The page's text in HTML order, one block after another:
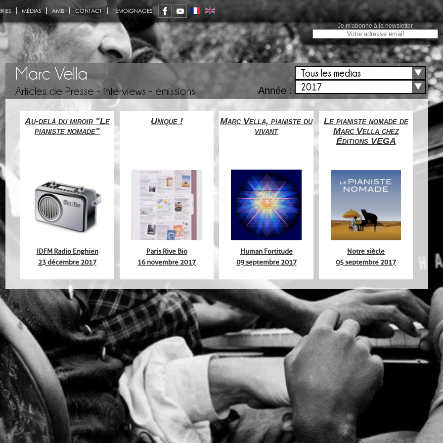
Marc Vella
Articles de Presse - interviews - émissions
Tous les medias
Année : 2017
Au-delà du miroir "Le
pianiste nomade"
IDFM Radio Enghien
23 décembre 2017
Unique !
Paris Rive Bio
16 novembre 2017
Marc Vella, pianiste du
vivant
Human Fortitude
09 septembre 2017
Le pianiste nomade de
Marc Vella chez
Éditions VEGA
Notre siècle
05 septembre 2017
La
MÉDIAS AMIS CONTACT TÉMOIGNAGES
Je m'abonne à la newsletter